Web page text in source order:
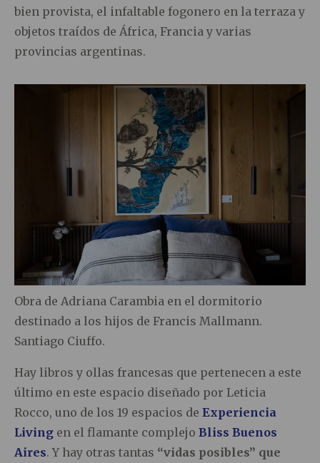
bien provista, el infaltable fogonero en la terraza y
objetos traídos de África, Francia y varias
provincias argentinas.
Obra de Adriana Carambia en el dormitorio
destinado a los hijos de Francis Mallmann.
Santiago Ciuffo.
Hay libros y ollas francesas que pertenecen a este
último en este espacio diseñado por Leticia
Rocco, uno de los 19 espacios de Experiencia
Living en el flamante complejo Bliss Buenos
Aires. Y hay otras tantas “vidas posibles” que